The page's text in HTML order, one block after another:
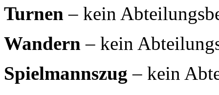
Turnen– kein
Wandern – kein
Spielmannszug – kein